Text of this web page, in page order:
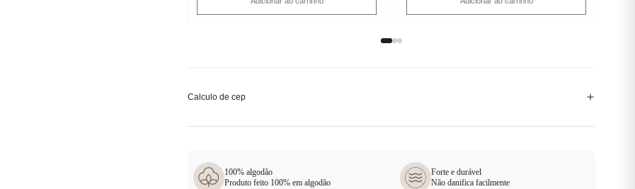
Calculo de cep
100% algodão
Produto feito 100% em algodão
Forte e durável
Não danifica facilmente